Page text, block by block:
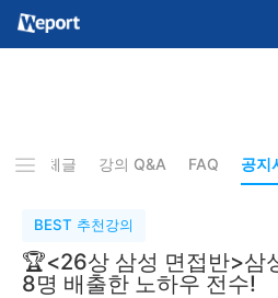
전체글 강의 Q&A FAQ 공지
BEST 추천강의
🏆<26상 삼성 면접반>삼
8명 배출한 노하우 전수!